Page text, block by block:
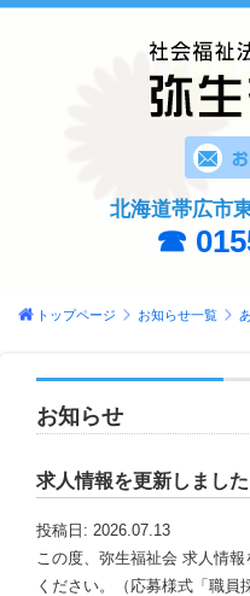
北海道帯広市
☎
トップページ お知らせ一覧
お知らせ
求人情報を更新しました
投稿日: 2026.07.13
この度、弥生福祉会 求人情
ください。（応募様式「職員